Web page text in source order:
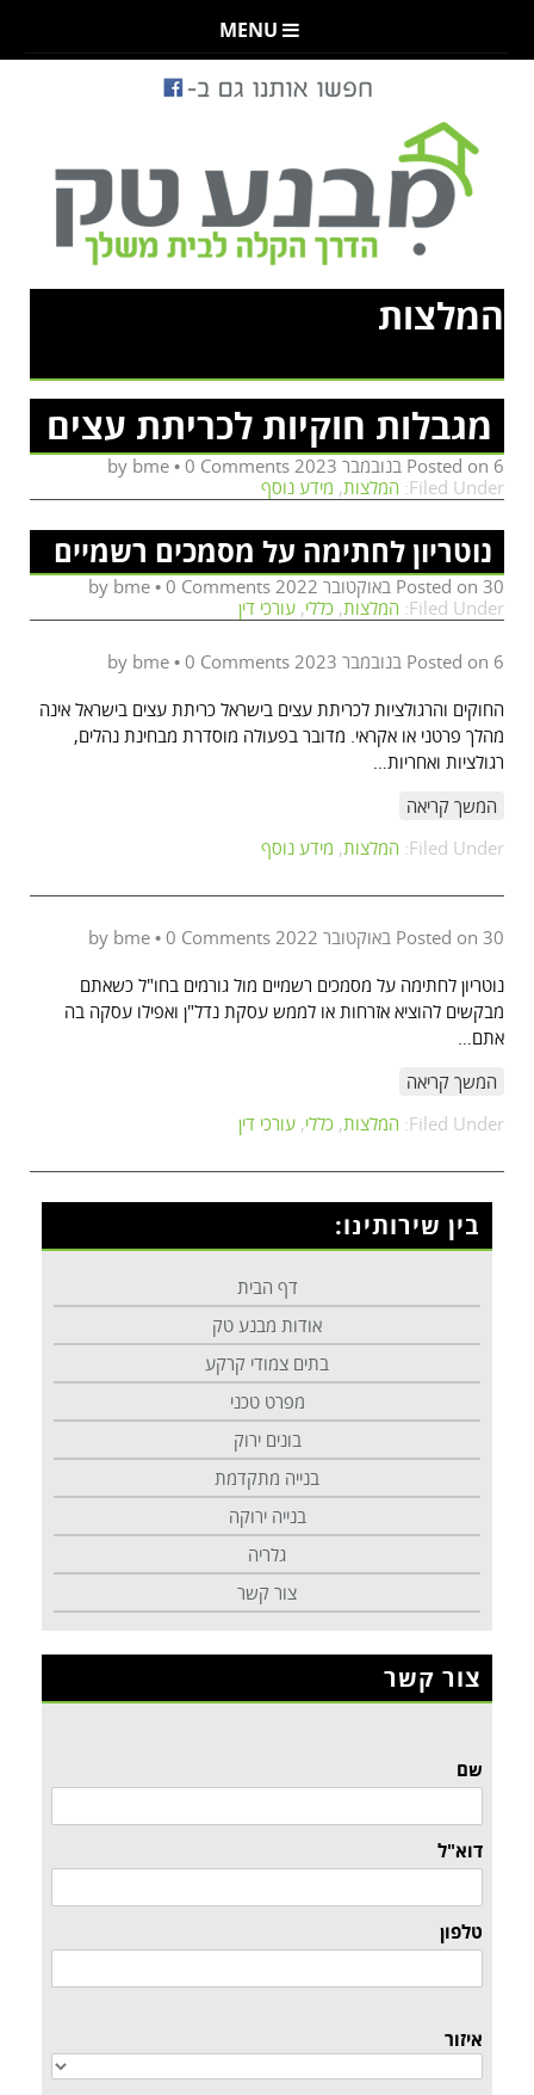
MENU
המלצות
מגבלות חוקיות לכריתת עצים
Posted on 6 בנובמבר 2023 bme • 0 Comments
Filed Under: המלצות, מידע נוסף
נוטריון לחתימה על מסמכים רשמיים
Posted on 30 באוקטובר 2022 bme • 0 Comments
Filed Under: המלצות, כללי, עורכי דין
Posted on 6 בנובמבר 2023 bme • 0 Comments
החוקים והרגולציות לכריתת עצים בישראל כריתת עצים בישראל אינה
מהלך פרטני או אקראי. מדובר בפעולה מוסדרת מבחינת נהלים,
רגולציות ואחריות…
המשך קריאה
Filed Under: המלצות, מידע נוסף
Posted on 30 באוקטובר 2022 bme • 0 Comments
נוטריון לחתימה על מסמכים רשמיים מול גורמים בחו"ל כשאתם
מבקשים להוציא אזרחות או לממש עסקת נדל"ן ואפילו עסקה בה
אתם…
המשך קריאה
Filed Under: המלצות, כללי, עורכי דין
בין שירותינו:
דף הבית
אודות מבנע טק
בתים צמודי קרקע
מפרט טכני
בונים ירוק
בנייה מתקדמת
בנייה ירוקה
גלריה
צור קשר
צור קשר
שם
דוא"ל
טלפון
איזור